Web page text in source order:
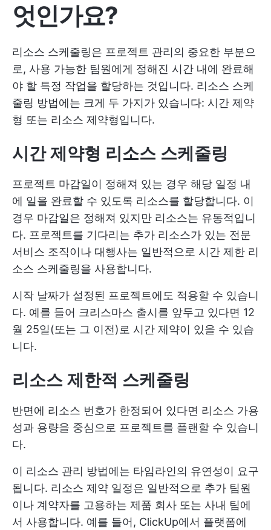
엇인가요?
리소스 스케줄링은 프로젝트 관리의 중요한 부분으
로, 사용 가능한 팀원에게 정해진 시간 내에 완료해
야 할 특정 작업을 할당하는 것입니다. 리소스 스케
줄링 방법에는 크게 두 가지가 있습니다: 시간 제약
형 또는 리소스 제약형입니다.
시간 제약형 리소스 스케줄링
프로젝트 마감일이 정해져 있는 경우 해당 일정 내
에 일을 완료할 수 있도록 리소스를 할당합니다. 이
경우 마감일은 정해져 있지만 리소스는 유동적입니
다. 프로젝트를 기다리는 추가 리소스가 있는 전문
서비스 조직이나 대행사는 일반적으로 시간 제한 리
소스 스케줄링을 사용합니다.
시작 날짜가 설정된 프로젝트에도 적용할 수 있습니
다. 예를 들어 크리스마스 출시를 앞두고 있다면 12
월 25일(또는 그 이전)로 시간 제약이 있을 수 있습
니다.
리소스 제한적 스케줄링
반면에 리소스 번호가 한정되어 있다면 리소스 가용
성과 용량을 중심으로 프로젝트를 플랜할 수 있습니
다.
이 리소스 관리 방법에는 타임라인의 유연성이 요구
됩니다. 리소스 제약 일정은 일반적으로 추가 팀원
이나 계약자를 고용하는 제품 회사 또는 사내 팀에
서 사용합니다. 예를 들어, ClickUp에서 플랫폼에